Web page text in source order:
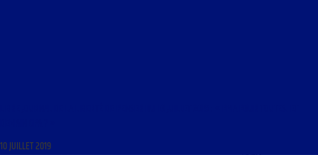
10 JUILLET 2019